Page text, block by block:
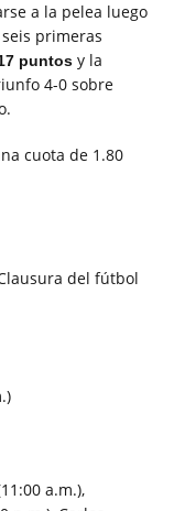
a la pelea luego
primeras
puntos y la
4-0 sobre
cuota de 1.80
del fútbol
a.m.),